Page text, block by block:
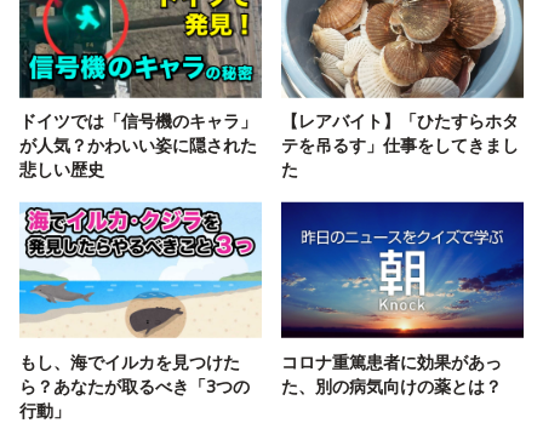
ドイツでは「信号機のキャラ」
が人気？かわいい姿に隠された
悲しい歴史
【レアバイト】「ひたすらホタ
テを吊るす」仕事をしてきまし
た
もし、海でイルカを見つけた
ら？あなたが取るべき「3つの
行動」
コロナ重篤患者に効果があっ
た、別の病気向けの薬とは？